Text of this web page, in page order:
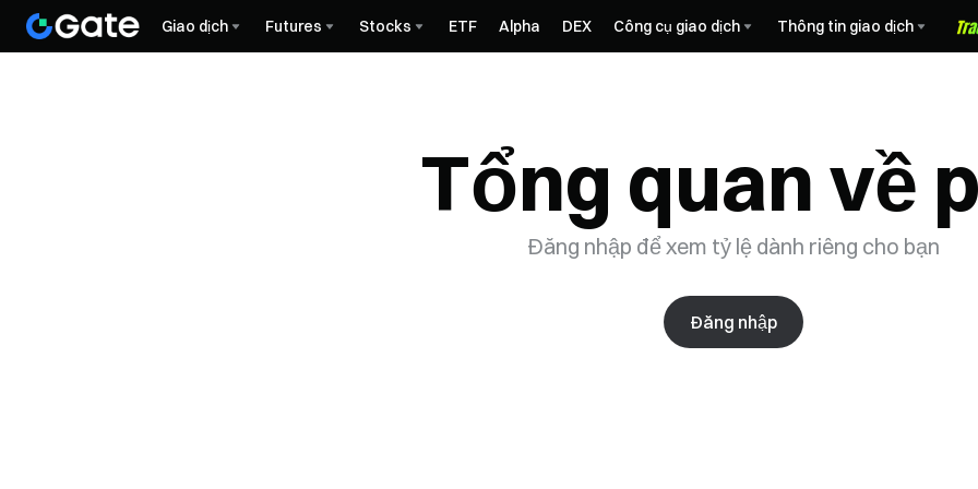
Giao dịch Futures Stocks ETF Alpha DEX Công cụ giao dịch Thông tin giao dịch
Tổng quan về
Đăng nhập để xem tỷ lệ dành riêng cho bạn
Đăng nhập